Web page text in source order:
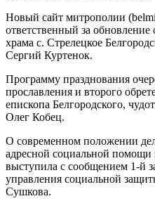
Новый сайт митрополии
ответственный за обновление
храма с. Стрелецкое
Сергий Куртенок.
Программу празднования
прославления и второго
епископа Белгородского,
Олег Кобец.
О современном положении
адресной социальной
выступила с сообщением 1-й
управления социальной
Сушкова.